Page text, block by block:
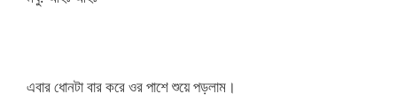
এবার ধোনটা বার করে ওর পাশে শুয়ে পড়লাম।